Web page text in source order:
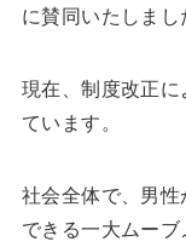
に賛同いたしまし
現在、制度改正
ています。
社会全体で、男
できる一大ムー